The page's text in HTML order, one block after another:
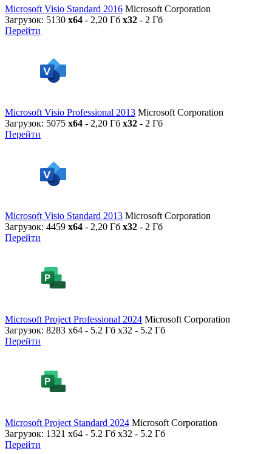
Microsoft Visio Standard 2016 Microsoft Corporation
Загрузок: 5130 x64 - 2,20 Гб x32 - 2 Гб
Перейти
Microsoft Visio Professional 2013 Microsoft Corporation
Загрузок: 5075 x64 - 2,20 Гб x32 - 2 Гб
Перейти
Microsoft Visio Standard 2013 Microsoft Corporation
Загрузок: 4459 x64 - 2,20 Гб x32 - 2 Гб
Перейти
Microsoft Project Professional 2024 Microsoft Corporation
Загрузок: 8283 x64 - 5.2 Гб x32 - 5.2 Гб
Перейти
Microsoft Project Standard 2024 Microsoft Corporation
Загрузок: 1321 x64 - 5.2 Гб x32 - 5.2 Гб
Перейти